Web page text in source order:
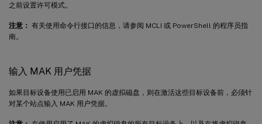
之前设置许可模式。
注意： 有关使用命令行接口的信息，请参阅 MCLI 或 PowerShell 的程序员指
南。
输入 MAK 用户凭据
如果目标设备使用已启用 MAK 的虚拟磁盘，则在激活这些目标设备前，必须针
对某个站点输入 MAK 用户凭据。